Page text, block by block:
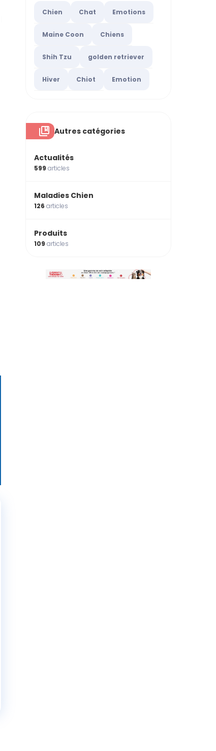
Chien Chat Emotions
Maine Coon Chiens
Shih Tzu golden retriever
Hiver Chiot Emotion
Autres catégories
Actualités
599 articles
Maladies Chien
126 articles
Produits
109 articles